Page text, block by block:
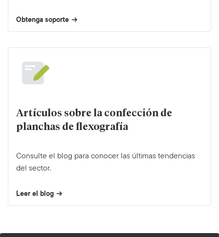
Obtenga soporte
Artículos sobre la confección de
planchas de flexografía
Consulte el blog para conocer las últimas tendencias
del sector.
Leer el blog